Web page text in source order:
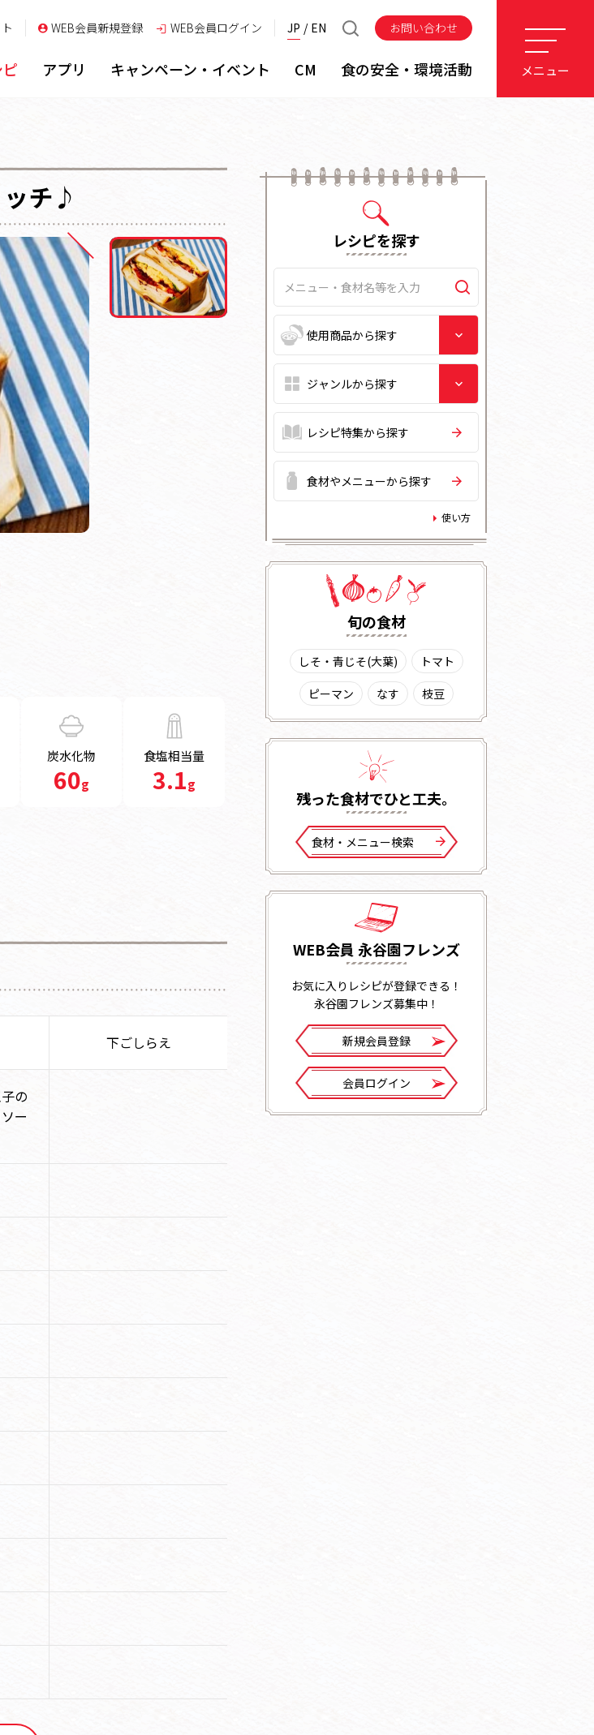
WEB会員新規登録 WEB会員ログイン JP EN お問い合わせ
アプリ キャンペーン・イベント CM 食の安全・環境活動 メニュー
ッチ♪
炭水化物
60g
食塩相当量
3.1g
下ごしらえ
の
ー
レシピを探す
レシピ特集から探す
食材やメニューから探す
使い方
旬の⾷材
しそ・青じそ(大葉)
トマト
ピーマン
なす 枝豆
残った⾷材でひと⼯夫。
⾷材・メニュー検索
WEB会員 永谷園フレンズ
お気に入りレシピが登録できる！
永谷園フレンズ募集中！
新規会員登録
会員ログイン